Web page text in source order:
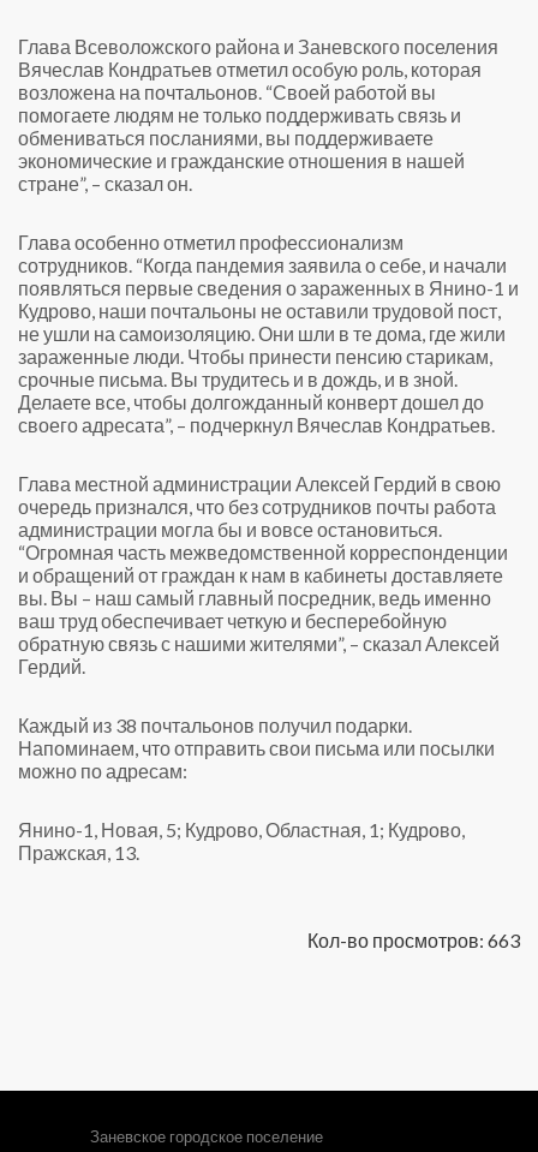
Глава Всеволожского района и Заневского поселения
Вячеслав Кондратьев отметил особую роль, которая
возложена на почтальонов. “Своей работой вы
помогаете людям не только поддерживать связь и
обмениваться посланиями, вы поддерживаете
экономические и гражданские отношения в нашей
стране”, – сказал он.
Глава особенно отметил профессионализм
сотрудников. “Когда пандемия заявила о себе, и начали
появляться первые сведения о зараженных в Янино-1 и
Кудрово, наши почтальоны не оставили трудовой пост,
не ушли на самоизоляцию. Они шли в те дома, где жили
зараженные люди. Чтобы принести пенсию старикам,
срочные письма. Вы трудитесь и в дождь, и в зной.
Делаете все, чтобы долгожданный конверт дошел до
своего адресата”, – подчеркнул Вячеслав Кондратьев.
Глава местной администрации Алексей Гердий в свою
очередь признался, что без сотрудников почты работа
администрации могла бы и вовсе остановиться.
“Огромная часть межведомственной корреспонденции
и обращений от граждан к нам в кабинеты доставляете
вы. Вы – наш самый главный посредник, ведь именно
ваш труд обеспечивает четкую и бесперебойную
обратную связь с нашими жителями”, – сказал Алексей
Гердий.
Каждый из 38 почтальонов получил подарки.
Напоминаем, что отправить свои письма или посылки
можно по адресам:
Янино-1, Новая, 5; Кудрово, Областная, 1; Кудрово,
Пражская, 13.
Кол-во просмотров: 663
Заневское городское поселение